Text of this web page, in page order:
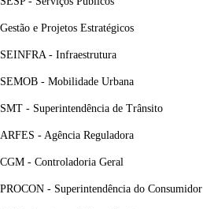
Gestão e Projetos Estratégicos
SEINFRA - Infraestrutura
SEMOB - Mobilidade Urbana
SMT - Superintendência de Trânsito
ARFES - Agência Reguladora
CGM - Controladoria Geral
PROCON - Superintendência do Consumidor